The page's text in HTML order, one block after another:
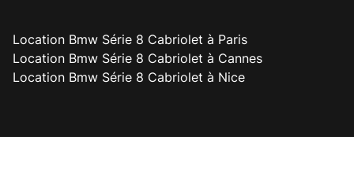
Location Bmw Série 8 Cabriolet à Paris
Location Bmw Série 8 Cabriolet à Cannes
Location Bmw Série 8 Cabriolet à Nice